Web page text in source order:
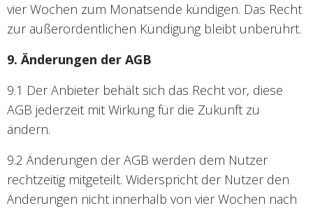
vier Wochen zum Monatsende kündigen. Das Recht
zur außerordentlichen Kündigung bleibt unberührt.
9. Änderungen der AGB
9.1 Der Anbieter behält sich das Recht vor, diese
AGB jederzeit mit Wirkung für die Zukunft zu
ändern.
9.2 Änderungen der AGB werden dem Nutzer
rechtzeitig mitgeteilt. Widerspricht der Nutzer den
Änderungen nicht innerhalb von vier Wochen nach